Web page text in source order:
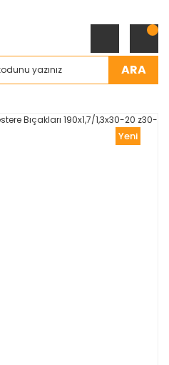
ARA
Yeni